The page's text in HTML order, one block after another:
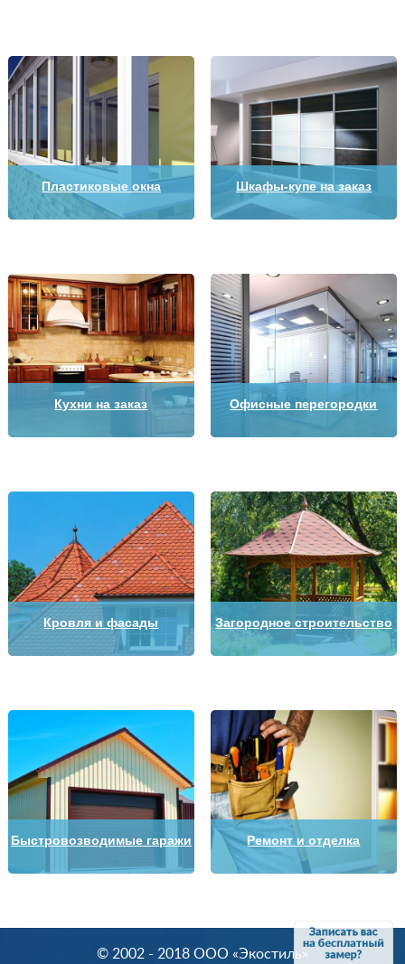
Пластиковые окна Шкафы-купе на заказ
Кухни на заказ Офисные перегородки
Кровля и фасады Загородное строительство
Быстровозводимые гаражи Ремонт и отделка
© 2002 - 2018 OOO «Экостиль»